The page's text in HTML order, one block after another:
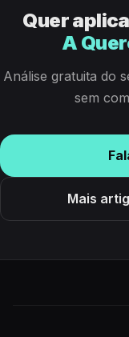
Quer
A
Análise gratuita do
sem
Mais